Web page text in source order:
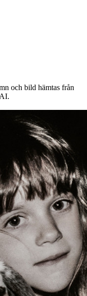
och bild hämtas från